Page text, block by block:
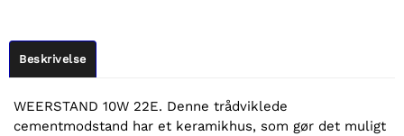
Beskrivelse
WEERSTAND 10W 22E. Denne trådviklede
cementmodstand har et keramikhus, som gør det muligt